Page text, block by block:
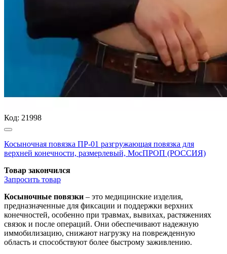
Код: 21998
Косыночная повязка ПР-01 разгружающая повязка для
верхней конечности, размерлевый, МосПРОП (РОССИЯ)
Товар закончился
Запросить товар
Косыночные повязки – это медицинские изделия,
предназначенные для фиксации и поддержки верхних
конечностей, особенно при травмах, вывихах, растяжениях
связок и после операций. Они обеспечивают надежную
иммобилизацию, снижают нагрузку на поврежденную
область и способствуют более быстрому заживлению.